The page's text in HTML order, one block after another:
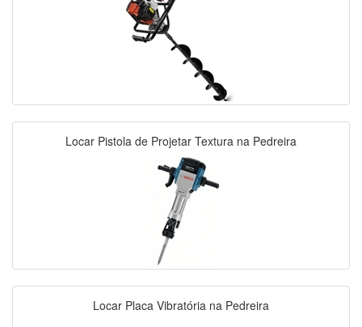
Locar Pistola de Projetar Textura na Pedreira
Locar Placa Vibratória na Pedreira